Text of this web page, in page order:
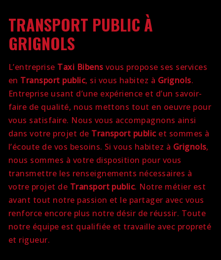
TRANSPORT PUBLIC À
GRIGNOLS
L’entreprise Taxi Bibens vous propose ses services
en Transport public, si vous habitez à Grignols.
Entreprise usant d’une expérience et d’un savoir-
faire de qualité, nous mettons tout en oeuvre pour
vous satisfaire. Nous vous accompagnons ainsi
dans votre projet de Transport publicet sommes à
l’écoute de vos besoins. Si vous habitez à Grignols,
nous sommes à votre disposition pour vous
transmettre les renseignements nécessaires à
votre projet de Transport public. Notre métier est
avant tout notre passion et le partager avec vous
renforce encore plus notre désir de réussir. Toute
notre équipe est qualifiée et travaille avec propreté
et rigueur.